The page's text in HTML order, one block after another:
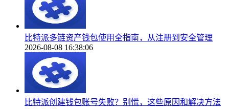
比特派多链资产钱包使用全指南，从注册到安全管理
2026-08-08 16:38:06
比特派创建钱包账号失败？别慌，这些原因和解决方法